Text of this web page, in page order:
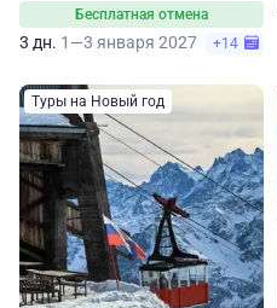
Бесплатная отмена
3 дн. 1—3 января 2027 +14
Туры на Новый год